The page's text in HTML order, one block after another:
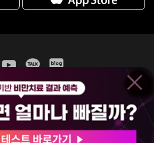
용약관
홈페이지 이용약관
여진료수가
서초대로52길 7, 3~4층(서초동, 제일빌딩)
87-04354ㅣ김남철